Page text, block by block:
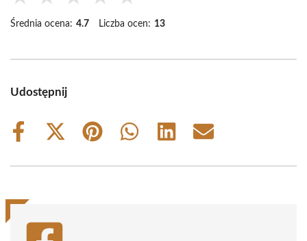
Średnia ocena: 4.7 Liczba ocen: 13
Udostępnij
Share
Share
(Twitter)
Share
Share
Share
Share